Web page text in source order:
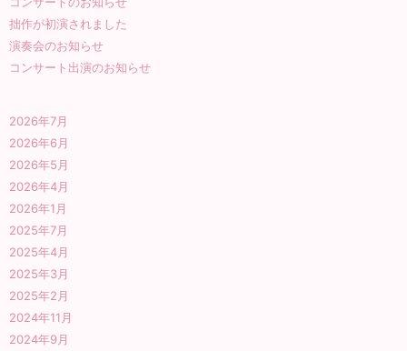
拙作が初演されました
演奏会のお知らせ
コンサート出演のお知らせ
2026年7月
2026年6月
2026年5月
2026年4月
2026年1月
2025年7月
2025年4月
2025年3月
2025年2月
2024年11月
2024年9月